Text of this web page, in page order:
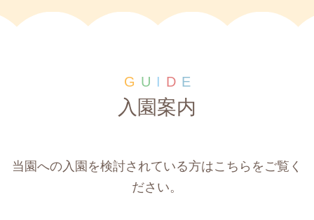
G U I D E
入園案内
当園への入園を検討されている方はこちらをご覧く
ださい。